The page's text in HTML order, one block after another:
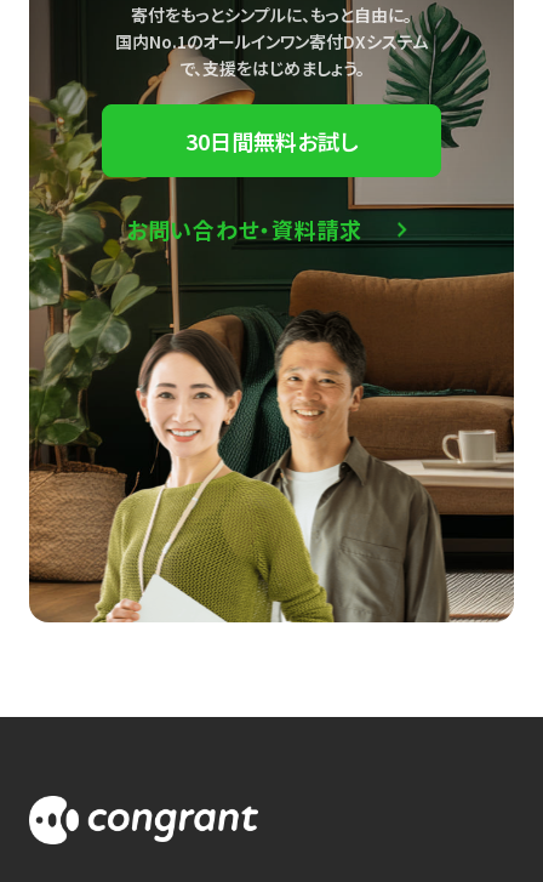
寄付をもっとシンプルに、もっと自由に。
国内No.1のオールインワン寄付DXシステム
で、支援をはじめましょう。
30日間無料お試し
お問い合わせ・資料請求